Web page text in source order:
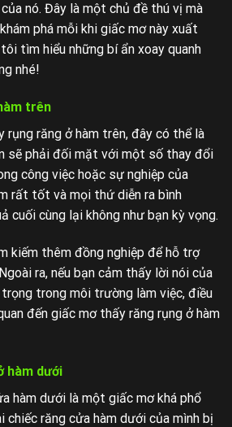
nó. Đây là một chủ đề thú vị mà
phá mỗi khi giấc mơ này xuất
tìm hiểu những bí ẩn xoay quanh
nhé!
trên
rụng răng ở hàm trên, đây có thể là
sẽ phải đối mặt với một số thay đổi
công việc hoặc sự nghiệp của
rất tốt và mọi thứ diễn ra bình
cuối cùng lại không như bạn kỳ vọng.
kiếm thêm đồng nghiệp để hỗ trợ
ra, nếu bạn cảm thấy lời nói của
trong môi trường làm việc, điều
đến giấc mơ thấy răng rụng ở hàm
hàm dưới
hàm dưới là một giấc mơ khá phổ
chiếc răng cửa hàm dưới của mình bị